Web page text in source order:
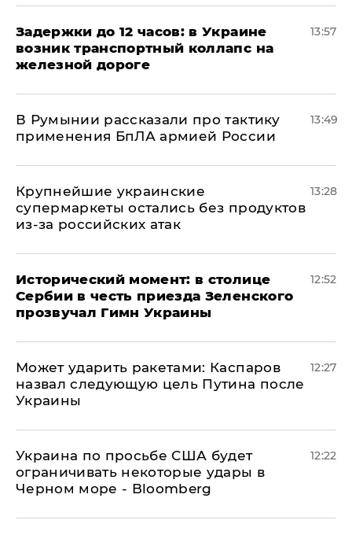
Задержки до 12 часов: в Украине
возник транспортный коллапс на
железной дороге
13:57
В Румынии рассказали про тактику
применения БпЛА армией России
13:49
Крупнейшие украинские
супермаркеты остались без продуктов
из-за российских атак
13:28
Исторический момент: в столице
Сербии в честь приезда Зеленского
прозвучал Гимн Украины
12:52
Может ударить ракетами: Каспаров
назвал следующую цель Путина после
Украины
12:27
Украина по просьбе США будет
ограничивать некоторые удары в
Черном море - Bloomberg
12:22